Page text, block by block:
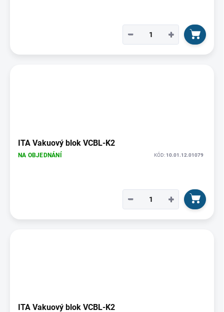
+
−
ITA Vakuový blok VCBL-K2
NA OBJEDNÁNÍ KÓD:10.01.12.01079
+
−
ITA Vakuový blok VCBL-K2